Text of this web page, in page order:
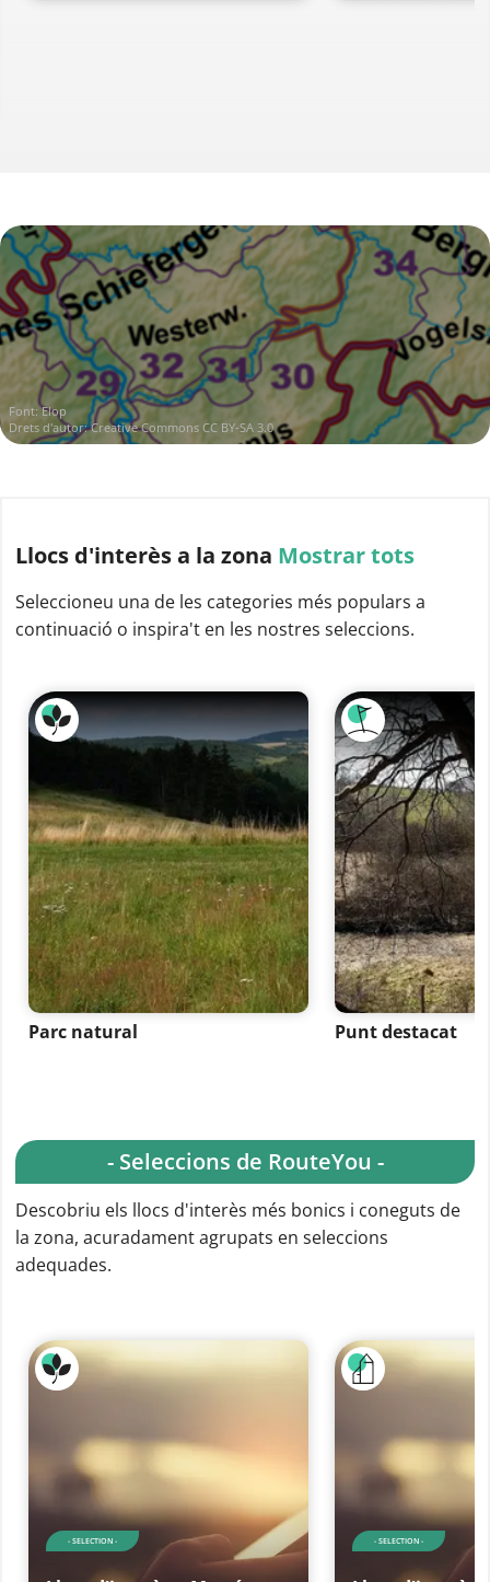
Font:Elop
Drets d'autor:Creative Commons CC BY-SA 3.0
Llocs d'interèsa la zona Mostrar tots
Seleccioneu una de les categories més populars a
continuació o inspira't en les nostres seleccions.
Parc natural Punt destacat
- Seleccions de RouteYou -
Descobriu els llocs d'interès més bonics i coneguts de
la zona, acuradament agrupats en seleccions
adequades.
- SELECTION - - SELECTION -